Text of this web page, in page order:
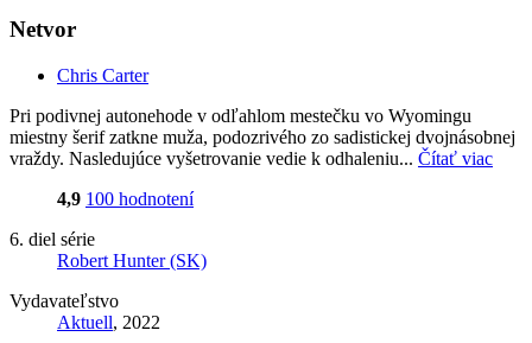
Netvor
Chris Carter
Pri podivnej autonehode v odľahlom mestečku vo Wyomingu
miestny šerif zatkne muža, podozrivého zo sadistickej dvojnásobnej
vraždy. Nasledujúce vyšetrovanie vedie k odhaleniu... Čítať viac
4,9 100 hodnotení
6. diel série
Robert Hunter (SK)
Vydavateľstvo
Aktuell, 2022